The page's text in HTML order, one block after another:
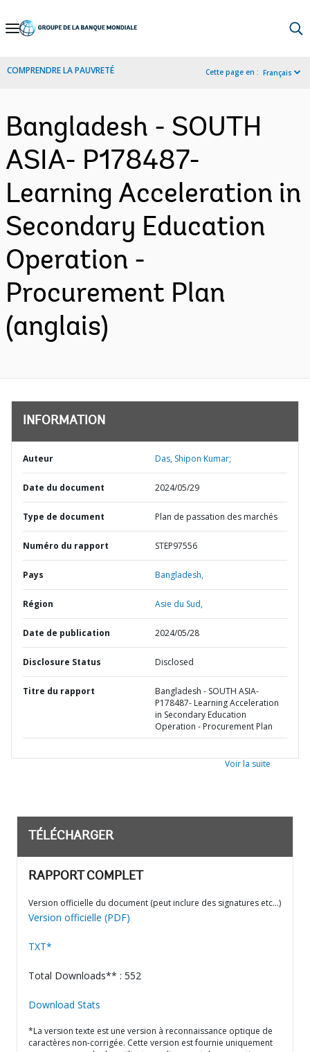
Skip
Navigation
COMPRENDRE LA PAUVRETÉ Cette page en : Français
Bangladesh - SOUTH
ASIA- P178487-
Learning Acceleration in
Secondary Education
Operation -
Procurement Plan
(anglais)
INFORMATION
Auteur Das, Shipon Kumar;
Date du document 2024/05/29
Type de document Plan de passation des marchés
Numéro du rapport STEP97556
Pays Bangladesh,
Région Asie du Sud,
Date de publication 2024/05/28
Disclosure Status Disclosed
Titre du rapport
Bangladesh - SOUTH ASIA-
P178487- Learning Acceleration
in Secondary Education
Operation - Procurement Plan
Voir la suite
TÉLÉCHARGER
RAPPORT COMPLET
Version officielle du document (peut inclure des signatures etc…)
Version officielle (PDF)
TXT*
Total Downloads** : 552
Download Stats
*La version texte est une version à reconnaissance optique de
caractères non-corrigée. Cette version est fournie uniquement